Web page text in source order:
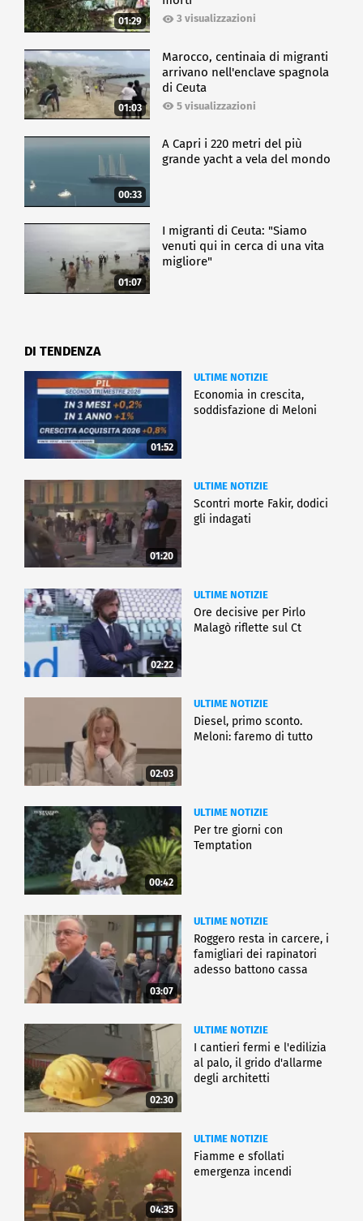
01:29 3 visualizzazioni
01:03
Marocco, centinaia di migranti
arrivano nell'enclave spagnola
di Ceuta
5 visualizzazioni
00:33
A Capri i 220 metri del più
grande yacht a vela del mondo
01:07
I migranti di Ceuta: "Siamo
venuti qui in cerca di una vita
migliore"
DI TENDENZA
01:52
ULTIME NOTIZIE
Economia in crescita,
soddisfazione di Meloni
01:20
ULTIME NOTIZIE
Scontri morte Fakir, dodici
gli indagati
02:22
ULTIME NOTIZIE
Ore decisive per Pirlo
Malagò riflette sul Ct
02:03
ULTIME NOTIZIE
Diesel, primo sconto.
Meloni: faremo di tutto
00:42
ULTIME NOTIZIE
Per tre giorni con
Temptation
03:07
ULTIME NOTIZIE
Roggero resta in carcere, i
famigliari dei rapinatori
adesso battono cassa
02:30
ULTIME NOTIZIE
I cantieri fermi e l'edilizia
al palo, il grido d'allarme
degli architetti
04:35
ULTIME NOTIZIE
Fiamme e sfollati
emergenza incendi